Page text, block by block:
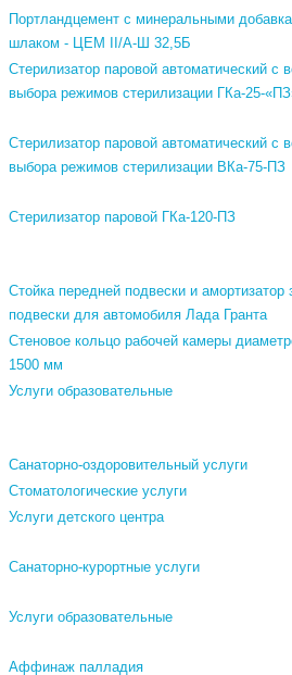
Портландцемент с минеральными
шлаком - ЦЕМ II/А-Ш 32,5Б
Стерилизатор паровой автоматический с
выбора режимов стерилизации ГКа-25-
Стерилизатор паровой автоматический с
выбора режимов стерилизации ВКа-75-ПЗ
Стерилизатор паровой ГКа-120-ПЗ
Стойка передней подвески и амортизатор
подвески для автомобиля Лада Гранта
Стеновое кольцо рабочей камеры
1500 мм
Услуги образовательные
Санаторно-оздоровительный услуги
Стоматологические услуги
Услуги детского центра
Санаторно-курортные услуги
Услуги образовательные
Аффинаж палладия